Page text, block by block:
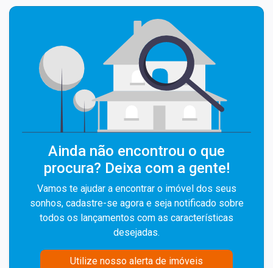
Ainda não encontrou o que
procura? Deixa com a gente!
Vamos te ajudar a encontrar o imóvel dos seus
sonhos, cadastre-se agora e seja notificado sobre
todos os lançamentos com as características
desejadas.
Utilize nosso alerta de imóveis